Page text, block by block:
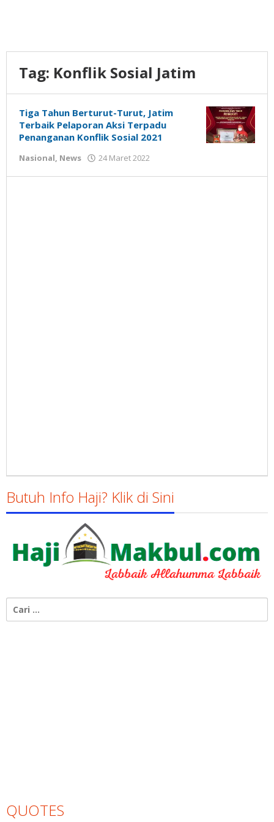
Tag: Konflik Sosial Jatim
Tiga Tahun Berturut-Turut, Jatim
Terbaik Pelaporan Aksi Terpadu
Penanganan Konflik Sosial 2021
Nasional, News 24 Maret 2022
Susanto
Butuh Info Haji? Klik di Sini
untuk:
QUOTES